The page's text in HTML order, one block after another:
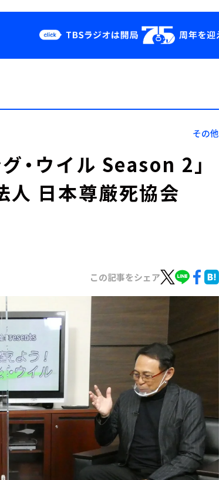
YouTube
その他
・ウイル Season 2」
人 日本尊厳死協会
この記事をシェア